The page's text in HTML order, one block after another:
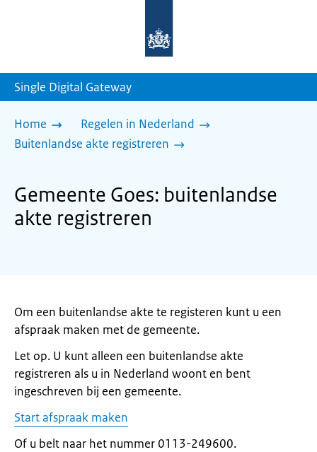
homepage
Single Digital Gateway
Home
Regelen in Nederland
Buitenlandse akte registreren
Gemeente Goes: buitenlandse
akte registreren
Om een buitenlandse akte te registeren kunt u een
afspraak maken met de gemeente.
Let op. U kunt alleen een buitenlandse akte
registreren als u in Nederland woont en bent
ingeschreven bij een gemeente.
Start afspraak maken
Of u belt naar het nummer 0113-249600.